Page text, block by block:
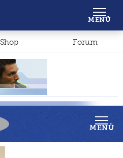
Shop Forum
MENÜ